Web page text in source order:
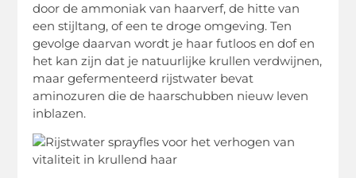
door de ammoniak van haarverf, de hitte van
een stijltang, of een te droge omgeving. Ten
gevolge daarvan wordt je haar futloos en dof en
het kan zijn dat je natuurlijke krullen verdwijnen,
maar gefermenteerd rijstwater bevat
aminozuren die de haarschubben nieuw leven
inblazen.